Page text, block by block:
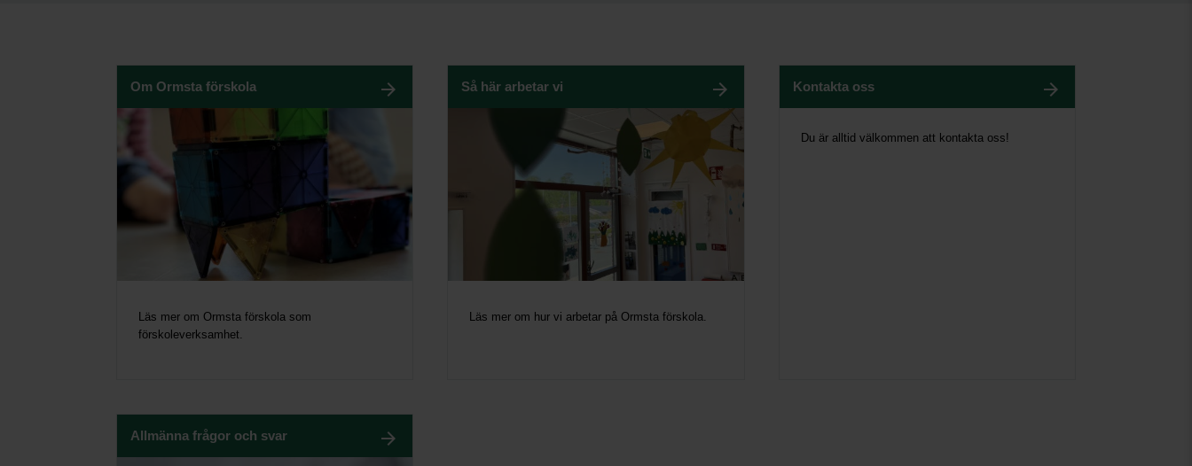
Om Ormsta förskola
Läs mer om Ormsta förskola som
förskoleverksamhet.
Så här arbetar vi
Läs mer om hur vi arbetar på Ormsta förskola.
Kontakta oss
Du är alltid välkommen att kontakta oss!
Allmänna frågor och svar